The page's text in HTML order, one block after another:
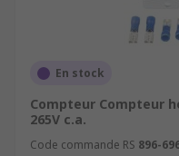
En stock
Compteur Compteur
265V c.a.
Code commande RS 896-